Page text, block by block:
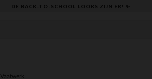
DE BACK-TO-SCHOOL LOOKS ZIJN ER! ✨
Vaatwerk